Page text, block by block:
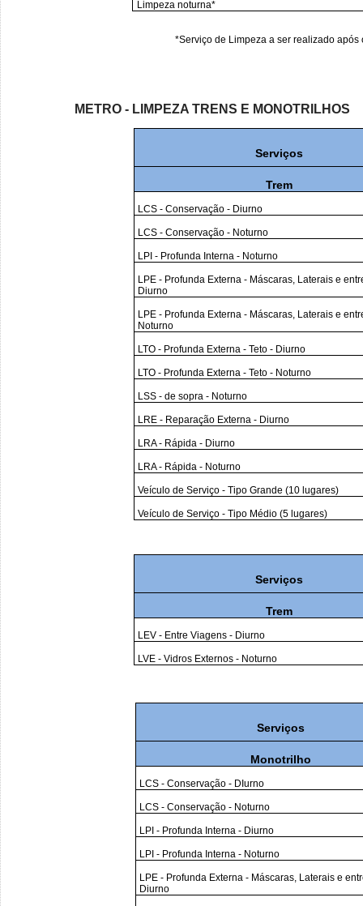
Limpeza noturna*
*Serviço de Limpeza a ser realizado após
METRO - LIMPEZA TRENS E MONOTRILHOS
Serviços
Trem
LCS - Conservação - Diurno
LCS - Conservação - Noturno
LPI - Profunda Interna - Noturno
LPE - Profunda Externa - Máscaras, Laterais e
Diurno
LPE - Profunda Externa - Máscaras, Laterais e
Noturno
LTO - Profunda Externa - Teto - Diurno
LTO - Profunda Externa - Teto - Noturno
LSS - de sopra - Noturno
LRE - Reparação Externa - Diurno
LRA - Rápida - Diurno
LRA - Rápida - Noturno
Veículo de Serviço - Tipo Grande (10 lugares)
Veículo de Serviço - Tipo Médio (5 lugares)
Serviços
Trem
LEV - Entre Viagens - Diurno
LVE - Vidros Externos - Noturno
Serviços
Monotrilho
LCS - Conservação - DIurno
LCS - Conservação - Noturno
LPI - Profunda Interna - Diurno
LPI - Profunda Interna - Noturno
LPE - Profunda Externa - Máscaras, Laterais e
Diurno